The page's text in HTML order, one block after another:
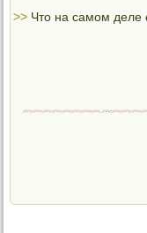
>> Что на самом деле